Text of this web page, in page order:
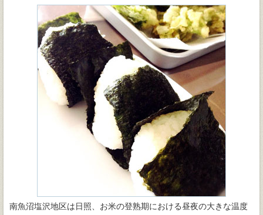
南魚沼塩沢地区は日照、お米の登熟期における昼夜の大きな温度